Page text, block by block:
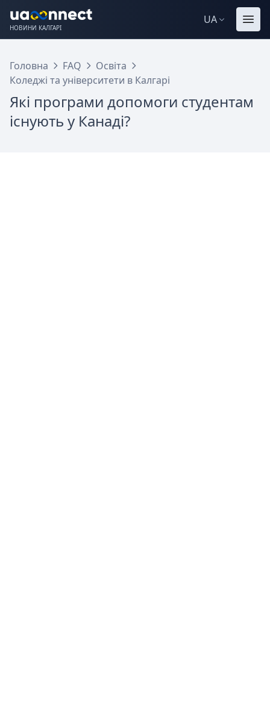
НОВИНИ КАЛГАРІ
UA
Головна FAQ
Освіта
Коледжі та університети в Калгарі
Які програми допомоги студентам
існують у Канаді?